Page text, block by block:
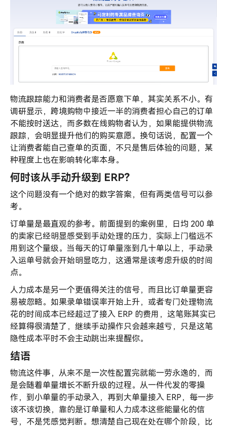
物流跟踪能力和消费者是否愿意下单，其实关系不小。有
调研显示，跨境购物中接近一半的消费者担心自己的订单
不能按时送达，而多数在线购物者认为，如果能提供物流
跟踪，会明显提升他们的购买意愿。换句话说，配置一个
让消费者能自己查单的页面，不只是售后体验的问题，某
种程度上也在影响转化率本身。
何时该从手动升级到 ERP？
这个问题没有一个绝对的数字答案，但有两类信号可以参
考。
订单量是最直观的参考。前面提到的案例里，日均 200 单
的卖家已经明显感受到手动处理的压力，实际上门槛远不
用到这个量级。当每天的订单量涨到几十单以上，手动录
入运单号就会开始明显吃力，这通常是该考虑升级的时间
点。
人力成本是另一个更值得关注的信号，而且比订单量更容
易被忽略。如果录单错误率开始上升，或者专门处理物流
花的时间成本已经超过了接入 ERP 的费用，这笔账其实已
经算得很清楚了，继续手动操作只会越来越亏，只是这笔
隐性成本平时不会主动跳出来提醒你。
结语
物流这件事，从来不是一次性配置完就能一劳永逸的，而
是会随着单量增长不断升级的过程。从一件代发的零操
作，到小单量的手动录入，再到大单量接入 ERP，每一步
该不该切换，靠的是订单量和人力成本这些能量化的信
号，不是凭感觉判断。想清楚自己现在处在哪个阶段，比